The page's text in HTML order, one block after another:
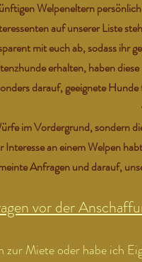
Welpeneltern
auf unserer Liste
mit euch ab, sodass ihr
erhalten, haben
darauf, geeignete
im Vordergrund, sondern
Interesse an einem Welpen
Anfragen und darauf,
vor der
Miete oder habe ich